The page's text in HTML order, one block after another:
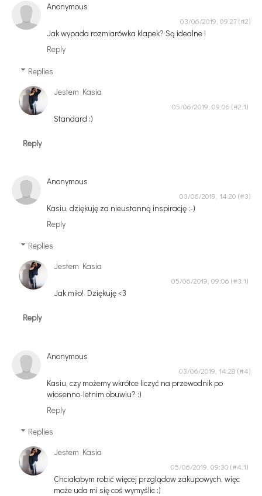
Anonymous
03/06/2019, 09:27
Jak wypada rozmiarówka klapek? Są idealne !
Reply
Replies
Jestem Kasia
05/06/2019, 09:06
Standard :)
Reply
Anonymous
03/06/2019, 14:20
Kasiu, dziękuję za nieustanną inspirację :-)
Reply
Replies
Jestem Kasia
05/06/2019, 09:06
Jak miło! Dziękuję <3
Reply
Anonymous
03/06/2019, 14:28
Kasiu, czy możemy wkrótce liczyć na przewodnik po
wiosenno-letnim obuwiu? :)
Reply
Replies
Jestem Kasia
05/06/2019, 09:30
Chciałabym robić więcej przglądow zakupowych, więc
może uda mi się coś wymyślic :)